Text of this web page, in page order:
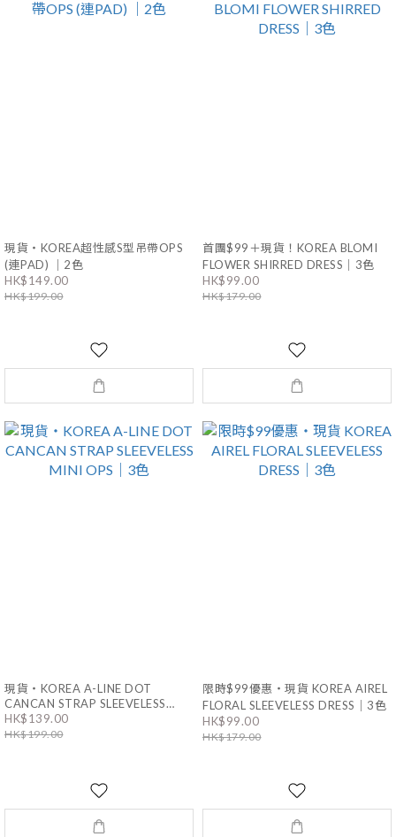
現貨・KOREA超性感S型吊帶OPS
(連PAD) ｜2色
HK$149.00
HK$199.00
首團$99＋現貨！KOREA BLOMI
FLOWER SHIRRED DRESS｜3色
HK$99.00
HK$179.00
現貨・KOREA A-LINE DOT
CANCAN STRAP SLEEVELESS
MINI OPS｜3色
HK$139.00
HK$199.00
限時$99優惠・現貨 KOREA AIREL
FLORAL SLEEVELESS DRESS｜3色
HK$99.00
HK$179.00